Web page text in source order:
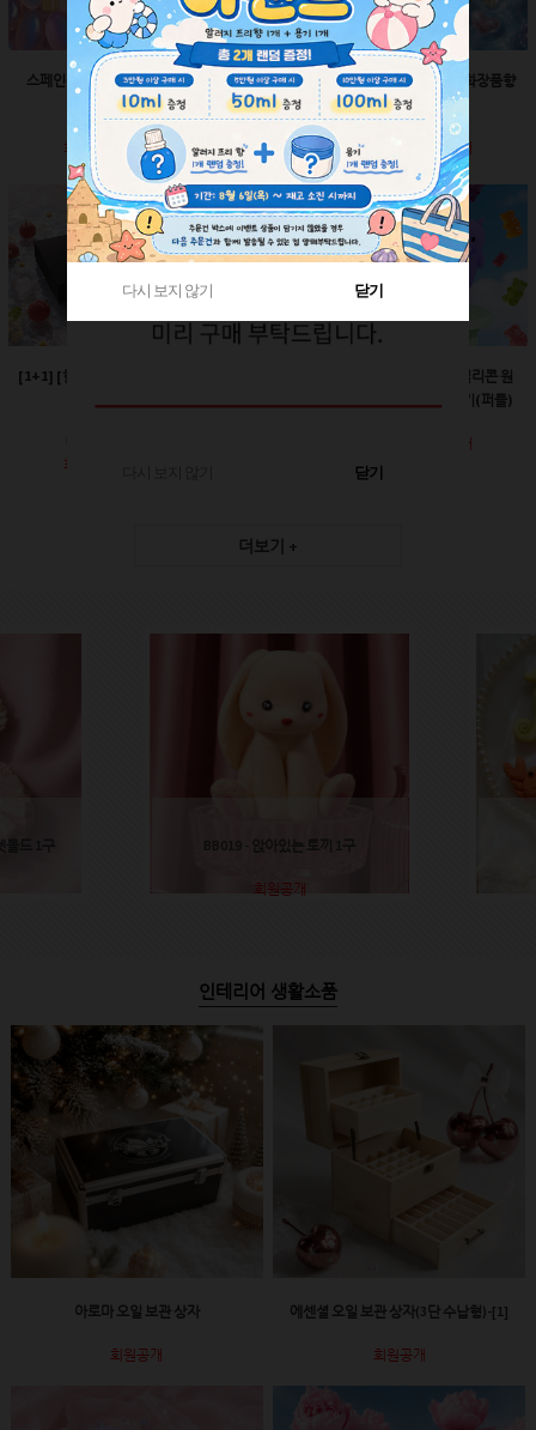
스페인산 향료-향수향
2ml
회원공개
스페인산 향료-비누향
2ml
회원공개
스페인산 향료-화장품향
2ml
회원공개
[1+1] [한정판매]매트블
회원공개
60ml-몬스터 실리콘 원
터치캡 튜브용기(퍼플)
회원공개
더보기 +
드 1구 BB019 - 앉아있는 토끼 1구
회원공개
인테리어 생활소품
아로마 오일 보관 상자
회원공개
에센셜 오일 보관 상자(3단 수납형)-[1]
회원공개
다시 보지 않기 닫기
다시 보지 않기 닫기
닫기